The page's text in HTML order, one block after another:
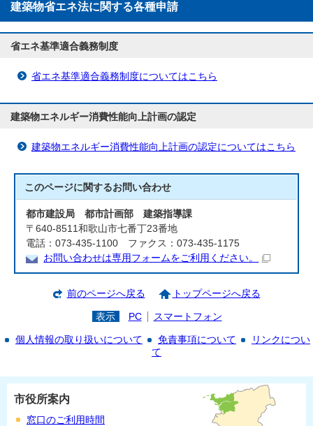
建築物省エネ法に関する各種申請
省エネ基準適合義務制度
省エネ基準適合義務制度についてはこちら
建築物エネルギー消費性能向上計画の認定
建築物エネルギー消費性能向上計画の認定についてはこちら
このページに関するお問い合わせ
都市建設局 都市計画部 建築指導課
〒640-8511和歌山市七番丁23番地
電話：073-435-1100 ファクス：073-435-1175
お問い合わせは専用フォームをご利用ください。
前のページへ戻る トップページへ戻る
表示 PC スマートフォン
個人情報の取り扱いについて 免責事項について
リンクについ
て
市役所案内
窓口のご利用時間